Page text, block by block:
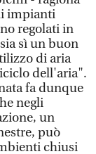
impianti
regolati in
sì un buon
di aria
dell'aria".
fa dunque
negli
un
può
chiusi